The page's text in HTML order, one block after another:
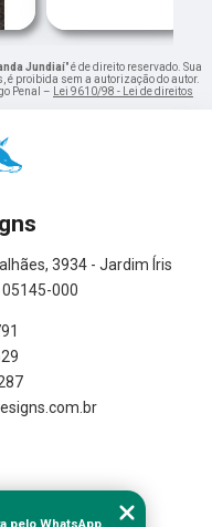
Jundiaí" é de direito reservado. Sua
é proibida sem a autorização do autor.
Penal – Lei 9610/98 - Lei de direitos
3934 - Jardim Íris
05145-000
pelo WhatsApp.